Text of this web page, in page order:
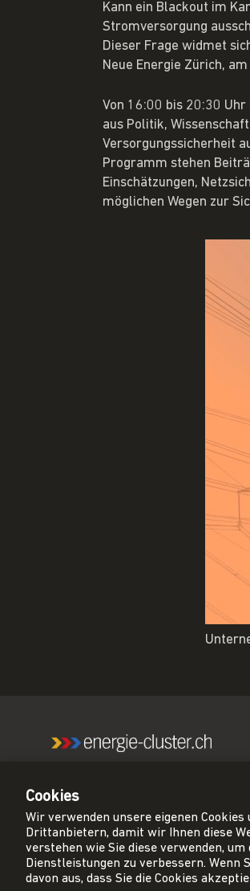
Kann ein Blackout im
Stromversorgung
Dieser Frage widmet
Neue Energie Zürich,
Von 16:00 bis 20:30
aus Politik,
Versorgungssicherheit
Programm stehen
Einschätzungen,
möglichen Wegen zur
Netzwerk für eine CO₂-
neutrale Schweiz.
Cookies
Wir verwenden unsere eigenen Cookies
Drittanbietern, damit wir Ihnen diese
verstehen wie Sie diese verwenden, um
Dienstleistungen zu verbessern. Wenn
davon aus, dass Sie die Cookies